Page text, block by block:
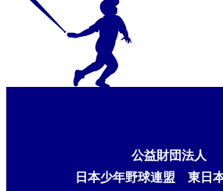
公益財団法人
日本少年野球連盟 東日